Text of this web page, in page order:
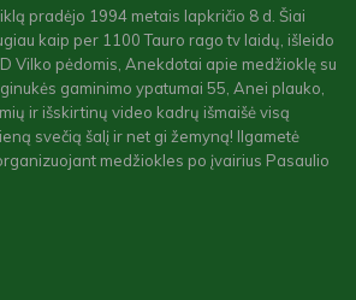
pradėjo 1994 metais lapkričio 8 d. Šiai
kaip per 1100 Tauro rago tv laidų, išleido
Vilko pėdomis, Anekdotai apie medžioklę su
gaminimo ypatumai 55, Anei plauko,
ir išskirtinų video kadrų išmaišė visą
svečią šalį ir net gi žemyną! Ilgametė
medžiokles po įvairius Pasaulio